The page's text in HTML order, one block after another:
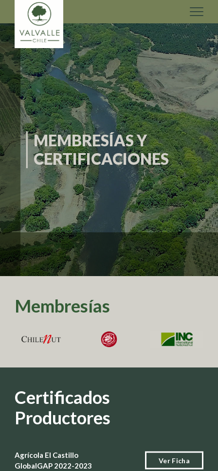
MEMBRESÍAS Y
CERTIFICACIONES
Membresías
Certificados
Productores
Agrícola El Castillo
GlobalGAP 2022-2023
Ver Ficha